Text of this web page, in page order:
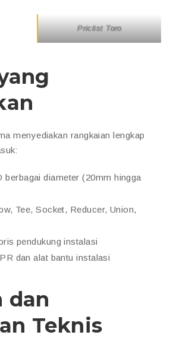
Priclist Toro
menyediakan rangkaian lengkap
berbagai diameter (20mm hingga
Tee, Socket, Reducer, Union,
pendukung instalasi
dan alat bantu instalasi
dan
Teknis